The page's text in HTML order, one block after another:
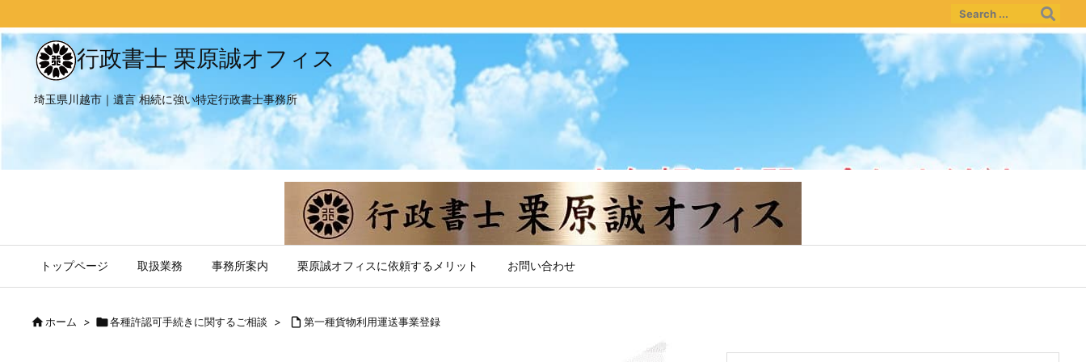
行政書士 栗原誠オフィス
埼玉県川越市｜遺言 相続に強い特定行政書士事務所
トップページ 取扱業務 事務所案内 栗原誠オフィスに依頼するメリット お問い合わせ
ホーム > 各種許認可手続きに関するご相談 >  第一種貨物利用運送事業登録